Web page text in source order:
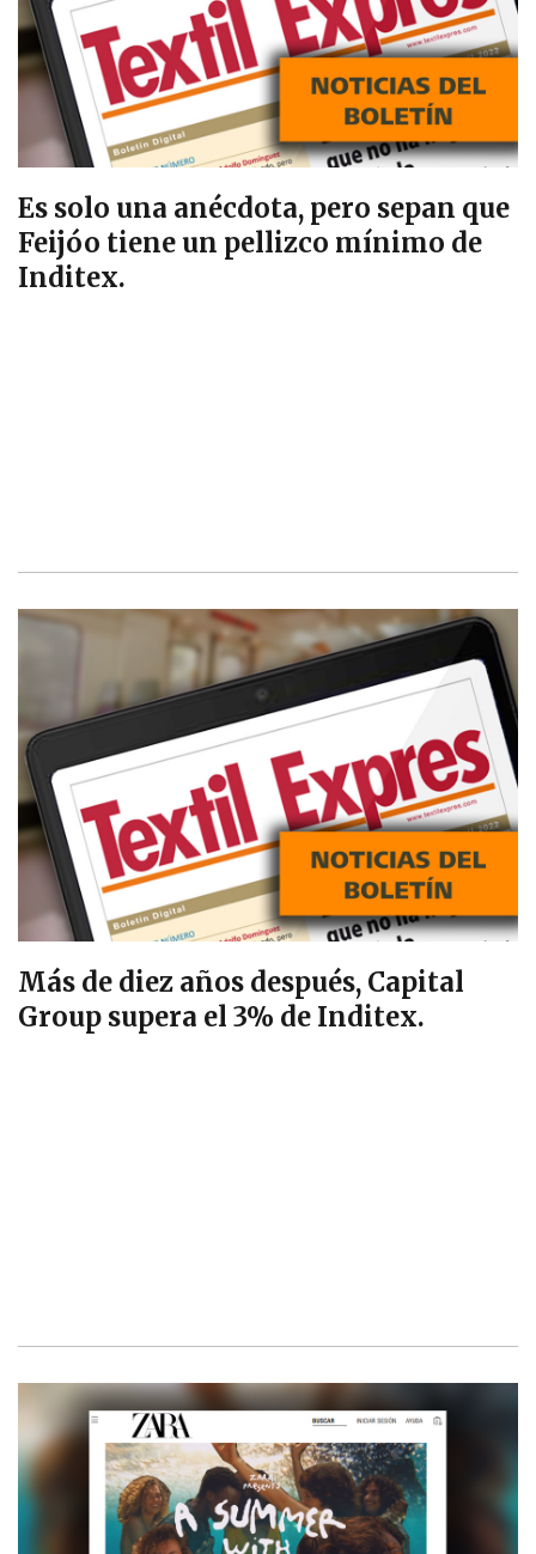
Es solo una anécdota, pero sepan que
Feijóo tiene un pellizco mínimo de
Inditex.
Más de diez años después, Capital
Group supera el 3% de Inditex.